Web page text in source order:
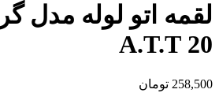
لقمه اتو لوله مدل
20 A.T.T
258,500 تومان